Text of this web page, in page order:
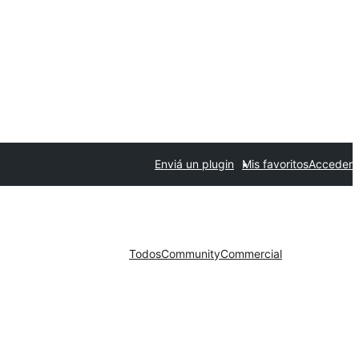
Enviá un plugin Mis favoritosAcceder
TodosCommunityCommercial